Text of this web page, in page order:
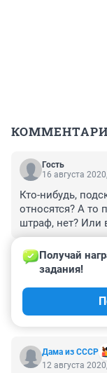
Гость
16 августа
Кто-нибудь,
относятся? А то
штраф, нет? Или
Гость
И толку сейчас
Дама из СССР
Получай
задания!
12 августа